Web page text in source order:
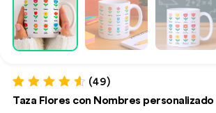
Valorado con
49
(49)
Taza Flores con Nombres personalizado